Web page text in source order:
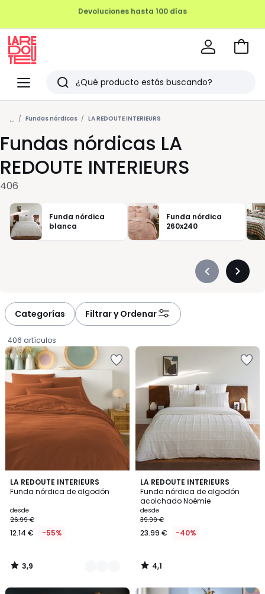
REMATE FINAL HASTA -70%
Menu
Redoute
Buscar
Últimos
artículos
vistos
Ir
... Fundas nórdicas LA REDOUTE INTERIEURS
Fundas nórdicas LA
REDOUTE INTERIEURS
406
Funda nórdica
blanca
Funda nórdica
260x240
Précédent
Categorías Filtrar y Ordenar
406 artículos
LA REDOUTE INTERIEURS
Funda nórdica de algodón
Precio
a
partir
12.14
€
desde
26.99 €
12.14 € -55%
3,9
/ 5
6
Colores
3,9
/
LA REDOUTE INTERIEURS
Funda nórdica de algodón
acolchado Noémie
desde
39.99 €
23.99 € -40%
4,1
/ 5
4,1
/